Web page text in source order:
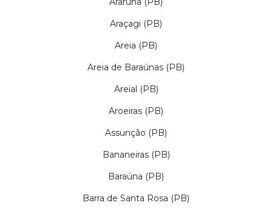
Araçagi (PB)
Areia (PB)
Areia de Baraúnas (PB)
Areial (PB)
Aroeiras (PB)
Assunção (PB)
Bananeiras (PB)
Baraúna (PB)
Barra de Santa Rosa (PB)